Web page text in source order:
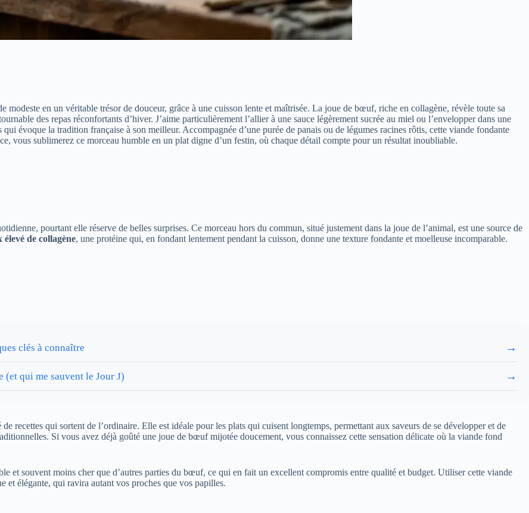
modeste en un véritable trésor de douceur, grâce à une cuisson lente et maîtrisée. La joue de bœuf, riche en collagène, révèle toute sa
des repas réconfortants d’hiver. J’aime particulièrement l’allier à une sauce légèrement sucrée au miel ou l’envelopper dans une
évoque la tradition française à son meilleur. Accompagnée d’une purée de panais ou de légumes racines rôtis, cette viande fondante
vous sublimerez ce morceau humble en un plat digne d’un festin, où chaque détail compte pour un résultat inoubliable.
pourtant elle réserve de belles surprises. Ce morceau hors du commun, situé justement dans la joue de l’animal, est une source de
élevé de collagène, une protéine qui, en fondant lentement pendant la cuisson, donne une texture fondante et moelleuse incomparable.
clés à connaître →
(et qui me sauvent le Jour J) →
recettes qui sortent de l’ordinaire. Elle est idéale pour les plats qui cuisent longtemps, permettant aux saveurs de se développer et de
Si vous avez déjà goûté une joue de bœuf mijotée doucement, vous connaissez cette sensation délicate où la viande fond
et souvent moins cher que d’autres parties du bœuf, ce qui en fait un excellent compromis entre qualité et budget. Utiliser cette viande
et élégante, qui ravira autant vos proches que vos papilles.